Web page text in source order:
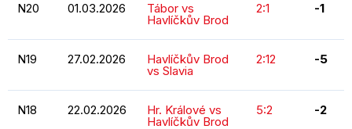
N20 01.03.2026 Tábor vs
Havlíčkův Brod
2:1 -1
N19 27.02.2026 Havlíčkův Brod
vs Slavia
2:12 -5
N18 22.02.2026 Hr. Králové vs
Havlíčkův Brod
5:2 -2